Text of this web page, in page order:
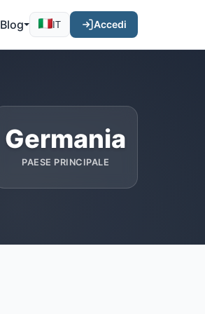
Blog IT Accedi
Germania
PAESE PRINCIPALE